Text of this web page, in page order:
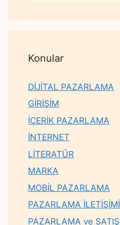
Konular
DİJİTAL PAZARLAMA
GİRİŞİM
İÇERİK PAZARLAMA
İNTERNET
LİTERATÜR
MARKA
MOBİL PAZARLAMA
PAZARLAMA İLETİŞİMİ
PAZARLAMA ve SATIŞ